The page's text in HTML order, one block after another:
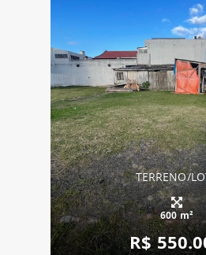
TERRENO/
600 m²
R$